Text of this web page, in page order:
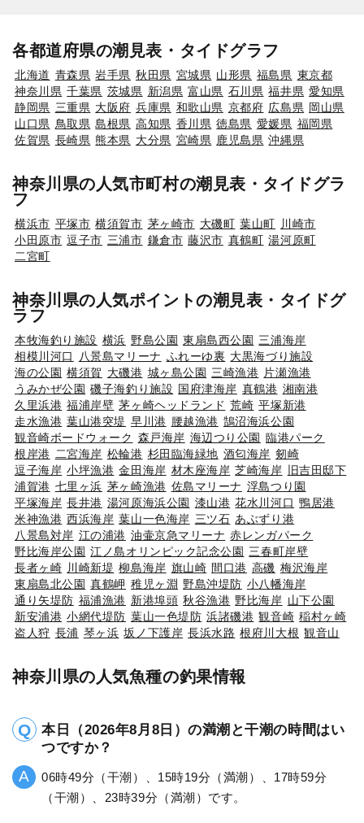
各都道府県の潮見表・タイドグラフ
北海道 青森県 岩手県 秋田県 宮城県 山形県 福島県 東京都
神奈川県 千葉県 茨城県 新潟県 富山県 石川県 福井県 愛知県
静岡県 三重県 大阪府 兵庫県 和歌山県 京都府 広島県 岡山県
山口県 鳥取県 島根県 高知県 香川県 徳島県 愛媛県 福岡県
佐賀県 長崎県 熊本県 大分県 宮崎県 鹿児島県 沖縄県
神奈川県の人気市町村の潮見表・タイドグラ
フ
横浜市 平塚市 横須賀市 茅ヶ崎市 大磯町 葉山町
川崎市
小田原市 逗子市 三浦市 鎌倉市 藤沢市 真鶴町 湯河原町
二宮町
神奈川県の人気ポイントの潮見表・タイドグ
ラフ
本牧海釣り施設 横浜 野島公園 東扇島西公園 三浦海岸
相模川河口
八景島マリーナ ふれーゆ裏 大黒海づり施設
海の公園 横須賀 大磯港 城ヶ島公園 三崎漁港 片瀬漁港
うみかぜ公園 磯子海釣り施設 国府津海岸 真鶴港 湘南港
久里浜港 福浦岸壁 茅ヶ崎ヘッドランド 荒崎 平塚新港
走水漁港 葉山港突堤 早川港 腰越漁港 鵠沼海浜公園
観音崎ボードウォーク 森戸海岸 海辺つり公園 臨港パーク
根岸港 二宮海岸 松輪港 杉田臨海緑地 酒匂海岸 剱崎
逗子海岸 小坪漁港 金田海岸 材木座海岸 芝崎海岸 旧吉田邸下
浦賀港 七里ヶ浜 茅ヶ崎漁港 佐島マリーナ 浮島つり園
平塚海岸 長井港 湯河原海浜公園 漆山港 花水川河口 鴨居港
米神漁港 西浜海岸 葉山一色海岸 三ツ石 あぶずり港
八景島対岸 江の浦港 油壷京急マリーナ 赤レンガパーク
野比海岸公園 江ノ島オリンピック記念公園 三春町岸壁
長者ヶ崎 川崎新堤 柳島海岸 旗山崎 間口港 高磯 梅沢海岸
東扇島北公園 真鶴岬 稚児ヶ淵 野島沖堤防 小八幡海岸
通り矢堤防 福浦漁港 新港埠頭 秋谷漁港 野比海岸 山下公園
新安浦港 小網代堤防 葉山一色堤防 浜諸磯港 観音崎 稲村ヶ崎
盗人狩 長浦 琴ヶ浜 坂ノ下護岸 長浜水路 根府川大根 観音山
神奈川県の人気魚種の釣果情報
本日（2026年8月8日）の満潮と干潮の時間はい
つですか？
06時49分（干潮）、15時19分（満潮）、17時59分
（干潮）、23時39分（満潮）です。